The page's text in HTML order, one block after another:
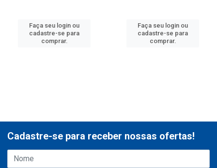
Faça seu login ou
cadastre-se para
comprar.
Faça seu login ou
cadastre-se para
comprar.
Cadastre-se para receber nossas ofertas!